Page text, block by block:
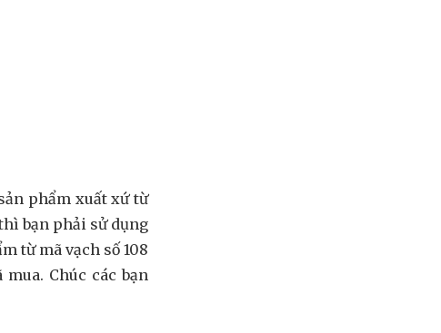
phẩm xuất xứ từ
bạn phải sử dụng
từ mã vạch số 108
Chúc các bạn